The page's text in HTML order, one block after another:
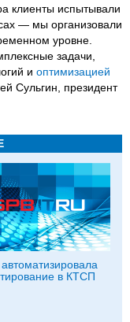
клиенты испытывали
— мы организовали
уровне.
задачи,
и оптимизацией
Сульгин, президент
в КТСП